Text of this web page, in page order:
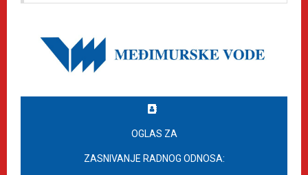
OGLAS ZA
ZASNIVANJE RADNOG ODNOSA: